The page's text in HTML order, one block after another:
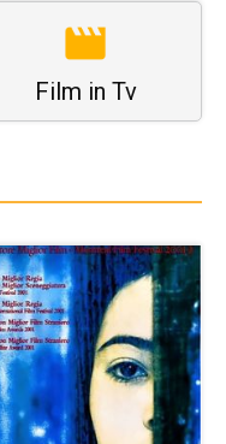
Film in Tv